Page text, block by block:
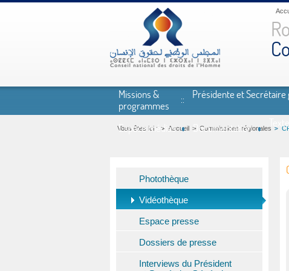
Aller au contenu principal
Missions &
programmes
Présidente et Secrétaire
Espace médias Documentation
Vous êtes ici : Accueil Commissions régionales
Photothèque
Vidéothèque
Espace presse
Dossiers de presse
Interviews du Président